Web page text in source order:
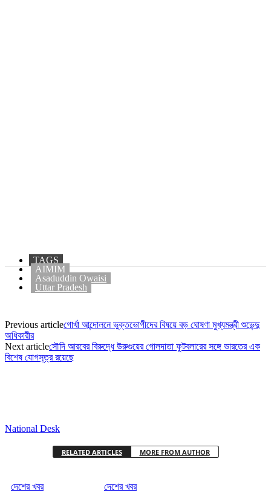
TAGS
AIMIM
Asaduddin Owaisi
Uttar Pradesh
Previous articleগোর্খা আন্দোলনে ভুক্তভোগীদের বিষয়ে বড় ঘোষণা মুখ্যমন্ত্রী শুভেন্দু
অধিকারীর
Next articleসৌদি আরবের বিরুদ্ধে উরুগুয়ের গোলদাতা ফুটবলারের সঙ্গে ভারতের এক
বিশেষ যোগসূত্র রয়েছে
National Desk
RELATED ARTICLES MORE FROM AUTHOR
দেশের খবর দেশের খবর